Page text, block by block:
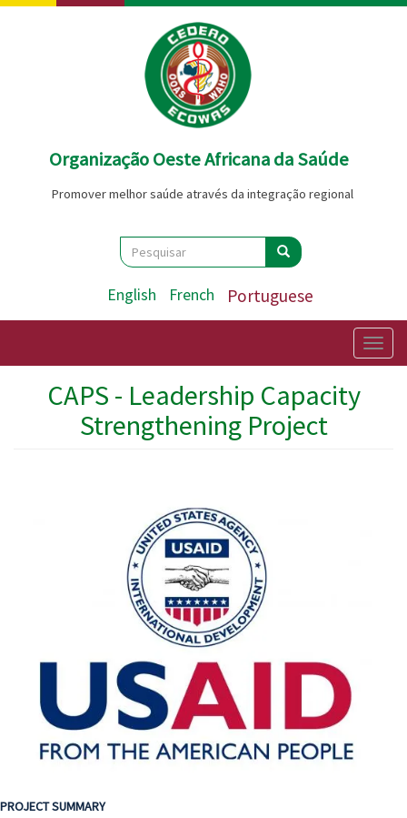
Passar
Organização Oeste Africana da Saúde
Promover melhor saúde através da integração regional
Search
Pesquisar Pesquisar
English French Portuguese
CAPS - Leadership Capacity
Strengthening Project
PROJECT SUMMARY